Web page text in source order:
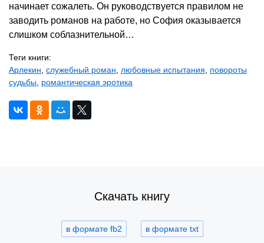
начинает сожалеть. Он руководствуется правилом не
заводить романов на работе, но София оказывается
слишком соблазнительной…
Теги книги:
Арлекин служебный роман любовные испытания
повороты
судьбы романтическая эротика
Скачать книгу
в формате fb2 в формате txt